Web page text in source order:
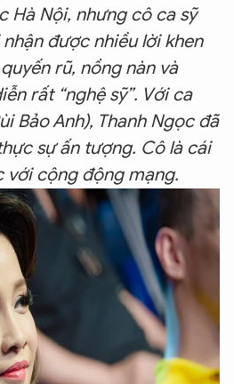
Hà Nội, nhưng cô ca sỹ
nhận được nhiều lời khen
rũ, nồng nàn và
rất “nghệ sỹ”. Với ca
Bảo Anh), Thanh Ngọc đã
sự ấn tượng. Cô là cái
với cộng động mạng.